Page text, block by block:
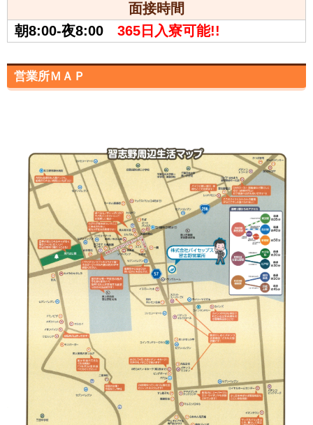
面接時間
朝8:00-夜8:00 365日入寮可能!!
営業所ＭＡＰ